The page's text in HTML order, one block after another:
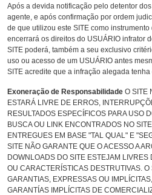
Após a devida notificação pelo detentor
agente, e após confirmação por ordem
de que utilizou este SITE como
encerrará os direitos do USUÁRIO infrator
SITE poderá, também a seu exclusivo
uso ou acesso de um USUÁRIO antes
SITE acredite que a infração alegada
Exoneração de Responsabilidade O SITE
ESTARÁ LIVRE DE ERROS,
RESULTADOS ESPECÍFICOS PARA USO
BUSCA OU LINK ENCONTRADOS NO
ENTREGUES EM BASE "TAL QUAL" E
SITE NÃO GARANTE QUE O ACESSO A
DOWNLOADS DO SITE ESTEJAM
OU CARACTERÍSTICAS DESTRUTIVAS. O
GARANTIAS, EXPRESSAS OU
GARANTÍAS IMPLÍCITAS DE